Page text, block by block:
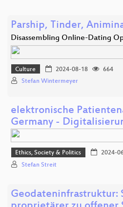
Parship, Tinder,
Disassembling Online-Dating
Culture 2024-08-18
664
Stefan Wintermeyer
elektronische
Germany -
Ethics, Society & Politics 2024-
Stefan Streit
Geodateninfrastruktur: